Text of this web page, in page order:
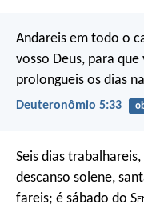
Andareis em todo o
vosso Deus, para
prolongueis os dias
Deuteronômio 5:33
Seis dias
descanso solene,
fareis; é sábado do S